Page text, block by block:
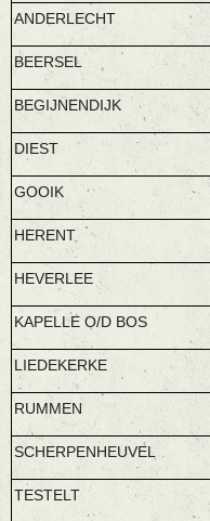
ANDERLECHT
BEERSEL
BEGIJNENDIJK
DIEST
GOOIK
HERENT
HEVERLEE
KAPELLE O/D BOS
LIEDEKERKE
RUMMEN
SCHERPENHEUVEL
TESTELT